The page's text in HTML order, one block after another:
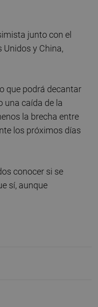
junto con el
y China,
que podrá decantar
una caída de la
la brecha entre
los próximos días
conocer si se
sí, aunque